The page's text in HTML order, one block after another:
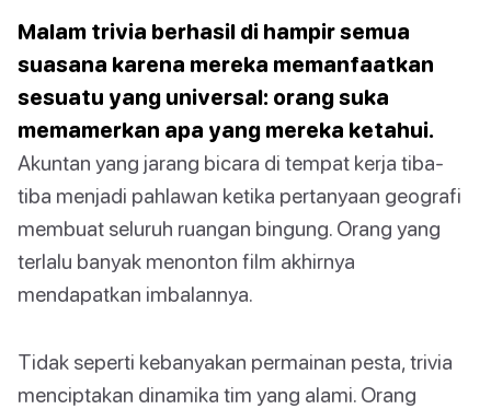
Malam trivia berhasil di hampir semua
suasana karena mereka memanfaatkan
sesuatu yang universal: orang suka
memamerkan apa yang mereka ketahui.
Akuntan yang jarang bicara di tempat kerja tiba-
tiba menjadi pahlawan ketika pertanyaan geografi
membuat seluruh ruangan bingung. Orang yang
terlalu banyak menonton film akhirnya
mendapatkan imbalannya.
Tidak seperti kebanyakan permainan pesta, trivia
menciptakan dinamika tim yang alami. Orang